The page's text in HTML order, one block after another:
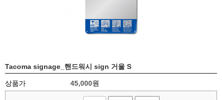
Tacoma signage_핸드워시 sign 거울 S
상품가 45,000원